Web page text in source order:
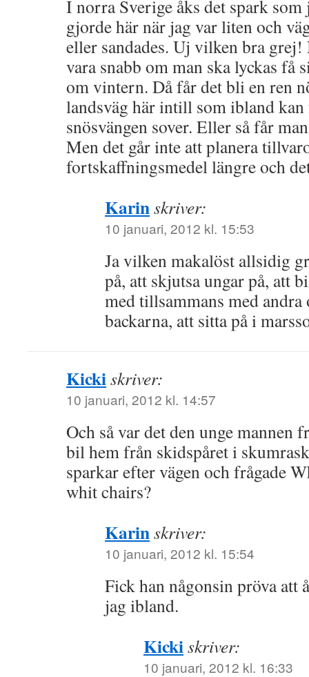
I norra Sverige åks det spark
gjorde här när jag var liten och
eller sandades. Uj vilken bra
vara snabb om man ska lyckas få
om vintern. Då får det bli en ren
landsväg här intill som ibland
snösvängen sover. Eller så får
Men det går inte att planera
fortskaffningsmedel längre och
Karinskriver:
10 januari, 2012 kl. 15:53
Ja vilken makalöst allsidig
på, att skjutsa ungar på, att
med tillsammans med
backarna, att sitta på i
Kickiskriver:
10 januari, 2012 kl. 14:57
Och så var det den unge mannen
bil hem från skidspåret i
sparkar efter vägen och frågade
whit chairs?
Karinskriver:
10 januari, 2012 kl. 15:54
Fick han någonsin pröva att
jag ibland.
Kickiskriver:
10 januari, 2012 kl. 16:33